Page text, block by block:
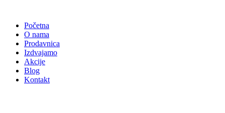
sadržajPočetna
O nama
Prodavnica
Izdvajamo
Akcije
Blog
Kontakt